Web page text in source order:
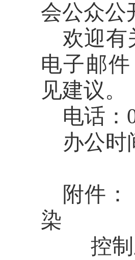
会公众公
欢迎有
电子邮件
见建议。
电话：
办公时
附件
染
控